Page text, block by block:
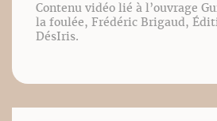
Contenu vidéo lié à l’ouvrage
la foulée, Frédéric Brigaud,
DésIris.